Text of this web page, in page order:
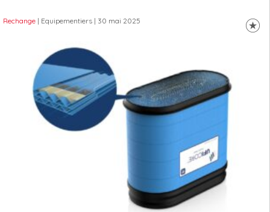
Rechange | Equipementiers | 30 mai 2025